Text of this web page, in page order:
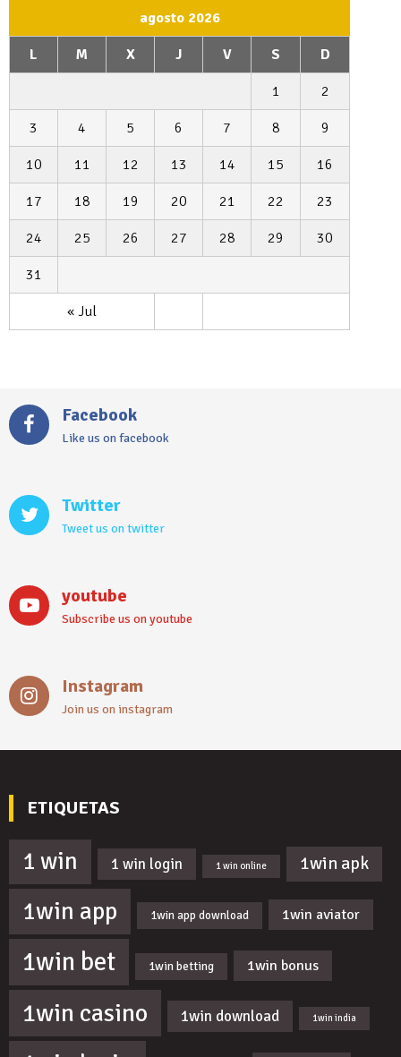
agosto 2026
L M X J V S D
« Jul
1 2
3 4 5 6 7 8 9
10 11 12 13 14 15 16
17 18 19 20 21 22 23
24 25 26 27 28 29 30
31
Facebook
Like us on facebook
Twitter
Tweet us on twitter
youtube
Subscribe us on youtube
Instagram
Join us on instagram
ETIQUETAS
1 win 1 win login 1 win online 1win apk
1win app 1win app download 1win aviator
1win bet 1win betting 1win bonus
1win casino 1win download 1win india